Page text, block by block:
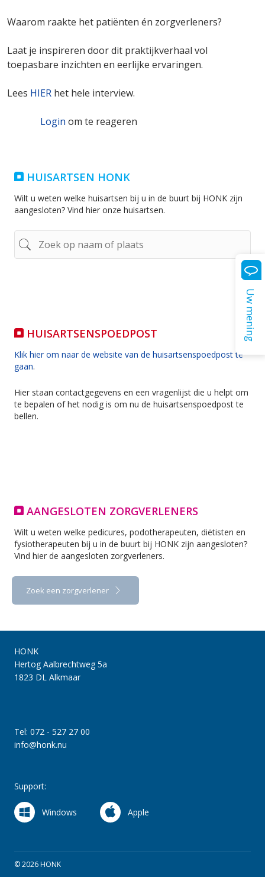
Uw mening
Waarom raakte het patiënten én zorgverleners?
Laat je inspireren door dit praktijkverhaal vol
toepasbare inzichten en eerlijke ervaringen.
Lees HIER het hele interview.
Login om te reageren
HUISARTSEN HONK
Wilt u weten welke huisartsen bij u in de buurt bij HONK zijn
aangesloten? Vind hier onze huisartsen.
HUISARTSENSPOEDPOST
Klik hier om naar de website van de huisartsenspoedpost te
gaan.
Hier staan contactgegevens en een vragenlijst die u helpt om
te bepalen of het nodig is om nu de huisartsenspoedpost te
bellen.
AANGESLOTEN ZORGVERLENERS
Wilt u weten welke pedicures, podotherapeuten, diëtisten en
fysiotherapeuten bij u in de buurt bij HONK zijn aangesloten?
Vind hier de aangesloten zorgverleners.
Zoek een zorgverlener
HONK
Hertog Aalbrechtweg 5a
1823 DL Alkmaar
Tel: 072 - 527 27 00
info@honk.nu
Support:
Windows Apple
© 2026 HONK